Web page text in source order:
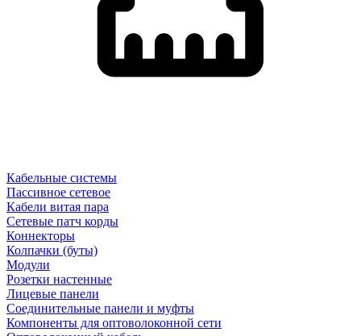
Кабельные системы
Пассивное сетевое
Кабели витая пара
Сетевые патч корды
Коннекторы
Колпачки (буты)
Модули
Розетки настенные
Лицевые панели
Соединительные панели и муфты
Компоненты для оптоволоконной сети